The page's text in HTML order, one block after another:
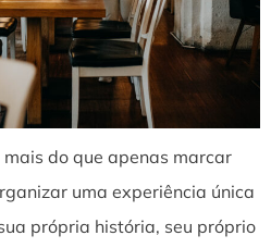
do que apenas marcar
uma experiência única
própria história, seu próprio